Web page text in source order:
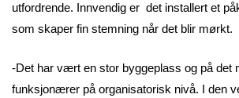
utfordrende. Innvendig er det installert et
som skaper fin stemning når det blir mørkt.
-Det har vært en stor byggeplass og på det
funksjonærer på organisatorisk nivå. I den